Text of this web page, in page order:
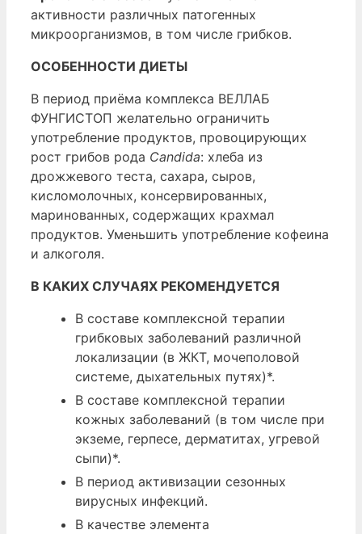
активности различных патогенных
микроорганизмов, в том числе грибков.
ОСОБЕННОСТИ ДИЕТЫ
В период приёма комплекса ВЕЛЛАБ
ФУНГИСТОП желательно ограничить
употребление продуктов, провоцирующих
рост грибов рода Candida: хлеба из
дрожжевого теста, сахара, сыров,
кисломолочных, консервированных,
маринованных, содержащих крахмал
продуктов. Уменьшить употребление кофеина
и алкоголя.
В КАКИХ СЛУЧАЯХ РЕКОМЕНДУЕТСЯ
В составе комплексной терапии
грибковых заболеваний различной
локализации (в ЖКТ, мочеполовой
системе, дыхательных путях)*.
В составе комплексной терапии
кожных заболеваний (в том числе при
экземе, герпесе, дерматитах, угревой
сыпи)*.
В период активизации сезонных
вирусных инфекций.
В качестве элемента